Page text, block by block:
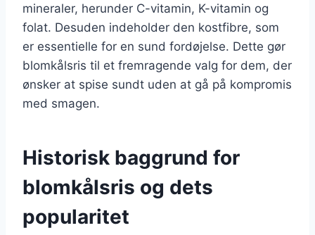
mineraler, herunder C-vitamin, K-vitamin og
folat. Desuden indeholder den kostfibre, som
er essentielle for en sund fordøjelse. Dette gør
blomkålsris til et fremragende valg for dem, der
ønsker at spise sundt uden at gå på kompromis
med smagen.
Historisk baggrund for
blomkålsris og dets
popularitet